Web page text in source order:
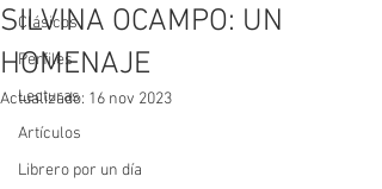
Clásicos
Perfiles
Lecturas
Artículos
Librero por un día
SILVINA OCAMPO: UN
HOMENAJE
Actualizado: 16 nov 2023